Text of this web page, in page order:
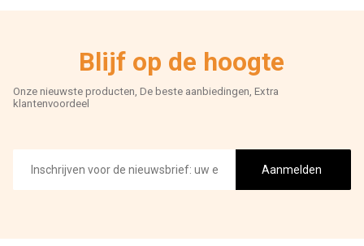
Blijf op de hoogte
Onze nieuwste producten, De beste aanbiedingen, Extra
klantenvoordeel
mailadres
Aanmelden